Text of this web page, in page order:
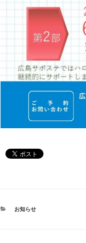
カ
お知らせ